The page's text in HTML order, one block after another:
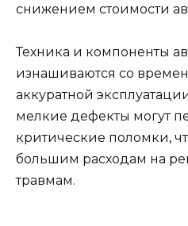
снижением стоимости
Техника и компоненты
изнашиваются со
аккуратной
мелкие дефекты могут
критические поломки,
большим расходам на
травмам.